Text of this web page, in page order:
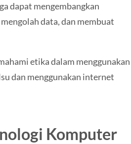
dapat mengembangkan
data, dan membuat
etika dalam menggunakan
dan menggunakan internet
Komputer